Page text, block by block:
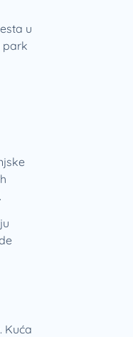
u
park
Kuća